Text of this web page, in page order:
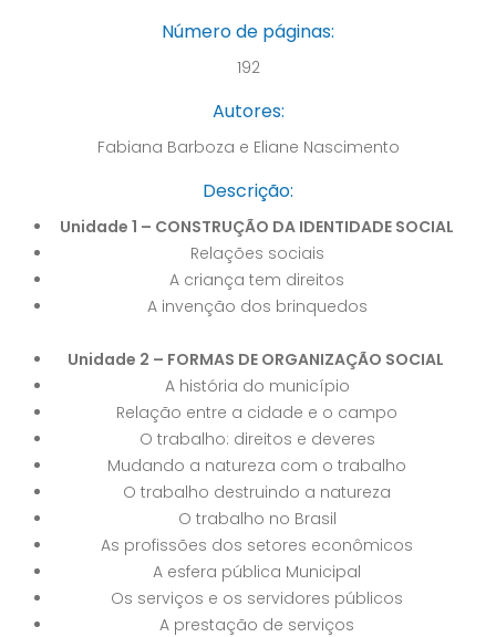
Número de páginas:
192
Autores:
Fabiana Barboza e Eliane Nascimento
Descrição:
Unidade 1 – CONSTRUÇÃO DA IDENTIDADE SOCIAL
Relações sociais
A criança tem direitos
A invenção dos brinquedos
Unidade 2 – FORMAS DE ORGANIZAÇÃO SOCIAL
A história do município
Relação entre a cidade e o campo
O trabalho: direitos e deveres
Mudando a natureza com o trabalho
O trabalho destruindo a natureza
O trabalho no Brasil
As profissões dos setores econômicos
A esfera pública Municipal
Os serviços e os servidores públicos
A prestação de serviços